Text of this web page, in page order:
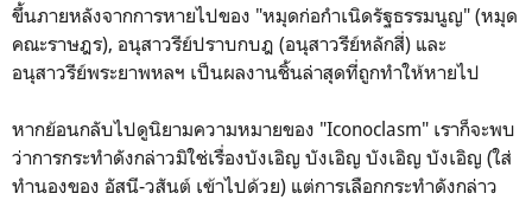
ขึ้นภายหลังจากการหายไปของ "หมุดก่อกำเนิดรัฐธรรมนูญ" (หมุด
คณะราษฎร), อนุสาวรีย์ปราบกบฎ (อนุสาวรีย์หลักสี่) และ
อนุสาวรีย์พระยาพหลฯ เป็นผลงานชิ้นล่าสุดที่ถูกทำให้หายไป
หากย้อนกลับไปดูนิยามความหมายของ "Iconoclasm" เราก็จะพบ
ว่าการกระทำดังกล่าวมิใช่เรื่องบังเอิญ บังเอิญ บังเอิญ บังเอิญ (ใส่
ทำนองของ อัสนี-วสันต์ เข้าไปด้วย) แต่การเลือกกระทำดังกล่าว